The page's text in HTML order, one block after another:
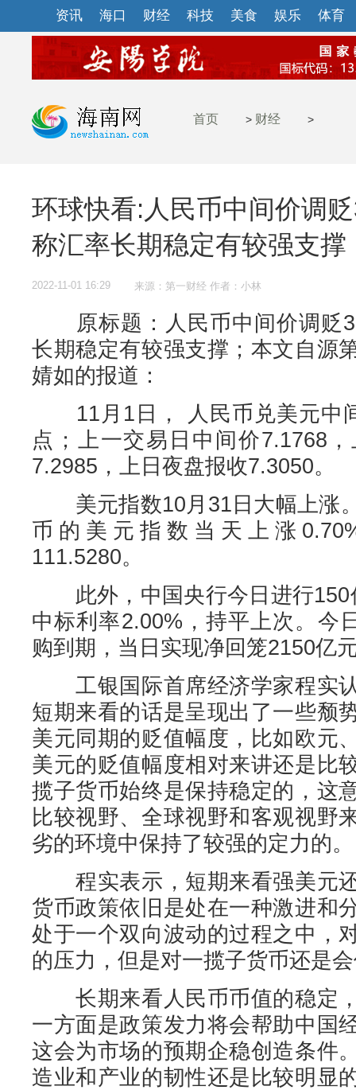
资讯 海口 财经 科技 美食 娱乐 体育
首页 > 财经 >
环球快看:人民币中间价调
称汇率长期稳定有较强支撑
2022-11-01 16:29 来源：第一财经 作者：小林
原标题：人民币中间价调贬
长期稳定有较强支撑；本文自源
婧如的报道：
11月1日， 人民币兑美元中
点；上一交易日中间价7.1768
7.2985，上日夜盘报收7.3050。
美元指数10月31日大幅上涨
币的美元指数当天上涨
111.5280。
此外，中国央行今日进行150
中标利率2.00%，持平上次。今
购到期，当日实现净回笼2150亿
工银国际首席经济学家程实
短期来看的话是呈现出了一些颓
美元同期的贬值幅度，比如欧元
美元的贬值幅度相对来讲还是比
揽子货币始终是保持稳定的，这
比较视野、全球视野和客观视野
劣的环境中保持了较强的定力的。
程实表示，短期来看强美元
货币政策依旧是处在一种激进和
处于一个双向波动的过程之中，
的压力，但是对一揽子货币还是
长期来看人民币币值的稳定
一方面是政策发力将会帮助中国
这会为市场的预期企稳创造条件
造业和产业的韧性还是比较明显